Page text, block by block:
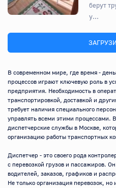
берут
у...
В современном мире, где время -
процессов играют ключевую роль в
предприятия. Необходимость в
транспортировкой, доставкой и
требует наличия специального
управлять всеми этими процессами.
диспетчерские службы в Москве,
организацию работы транспортных
Диспетчер - это своего рода
с перевозкой грузов и пассажиров.
водителей, заказов, графиков и
Не только организация перевозок,